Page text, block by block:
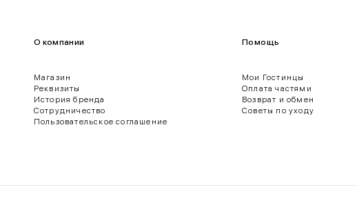
брюк.
О компании
Магазин
Реквизиты
История бренда
Сотрудничество
Пользовательское соглашение
Помощь
Мои Гостинцы
Оплата частями
Возврат и обмен
Советы по уходу